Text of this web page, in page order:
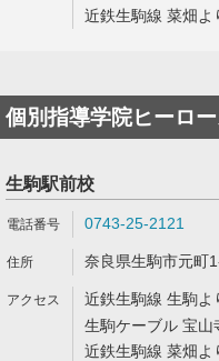
近鉄生駒線 菜畑よ
個別指導学院ヒーロ
生駒駅前校
0743-25-2121
奈良県生駒市元町
近鉄生駒線 生駒よ
生駒ケーブル 宝
近鉄生駒線 菜畑よ